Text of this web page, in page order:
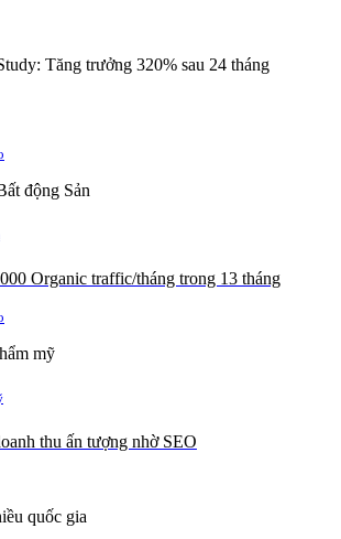
Organic traffic/tháng trong 13 tháng
thu ấn tượng nhờ SEO